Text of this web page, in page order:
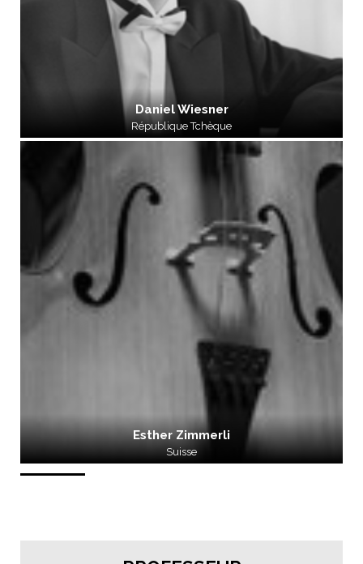
Daniel Wiesner
République Tchèque
Esther Zimmerli
Suisse